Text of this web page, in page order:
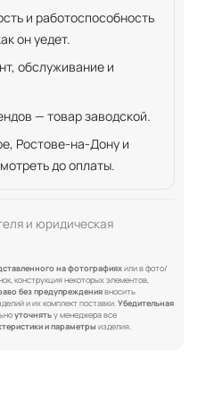
и работоспособность
он уедет.
обслуживание и
— товар заводской.
Ростове-на-Дону и
до оплаты.
и юридическая
на фотографияхили в фото/
конструкция некоторых элементов,
без предупреждениявносить
и их комплект поставки.Убедительная
уточнятьу менеджера все
и параметры изделия.